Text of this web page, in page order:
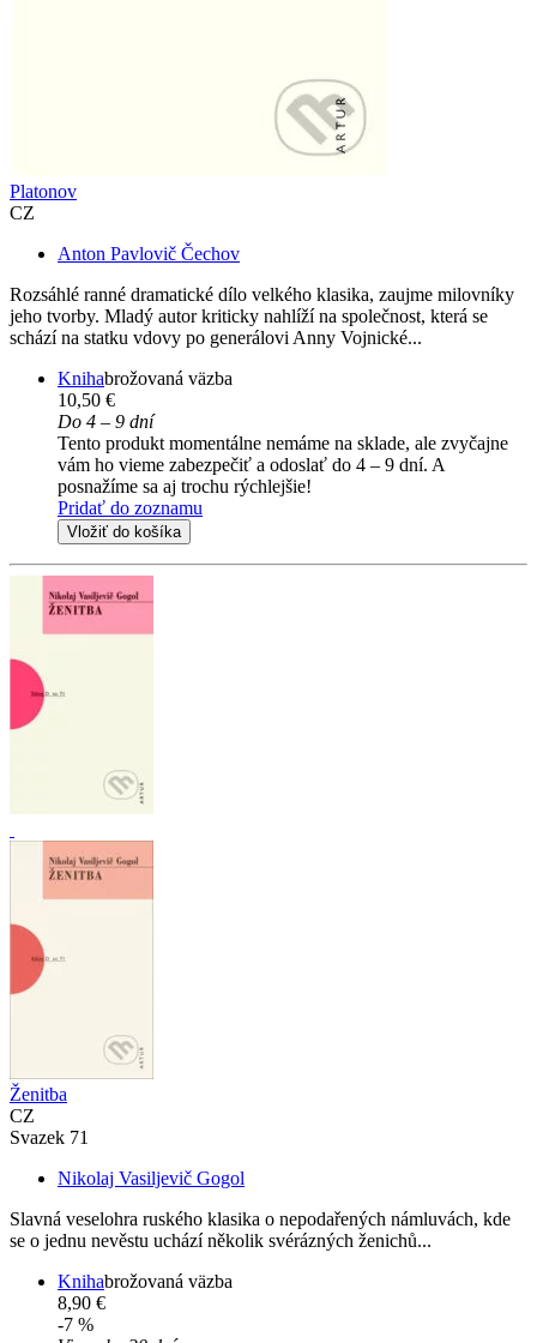
Platonov
CZ
Anton Pavlovič Čechov
Rozsáhlé ranné dramatické dílo velkého klasika, zaujme milovníky
jeho tvorby. Mladý autor kriticky nahlíží na společnost, která se
schází na statku vdovy po generálovi Anny Vojnické...
Knihabrožovaná väzba
10,50 €
Do 4 – 9 dní
Tento produkt momentálne nemáme na sklade, ale zvyčajne
vám ho vieme zabezpečiť a odoslať do 4 – 9 dní. A
posnažíme sa aj trochu rýchlejšie!
Pridať do zoznamu
Vložiť do košíka
Ženitba
CZ
Svazek 71
Nikolaj Vasiljevič Gogol
Slavná veselohra ruského klasika o nepodařených námluvách, kde
se o jednu nevěstu uchází několik svérázných ženichů...
Knihabrožovaná väzba
8,90 €
-7 %